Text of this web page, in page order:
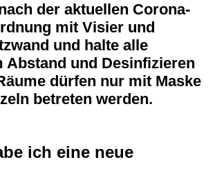
der aktuellen Corona-
mit Visier und
und halte alle
Abstand und Desinfizieren
dürfen nur mit Maske
betreten werden.
ich eine neue